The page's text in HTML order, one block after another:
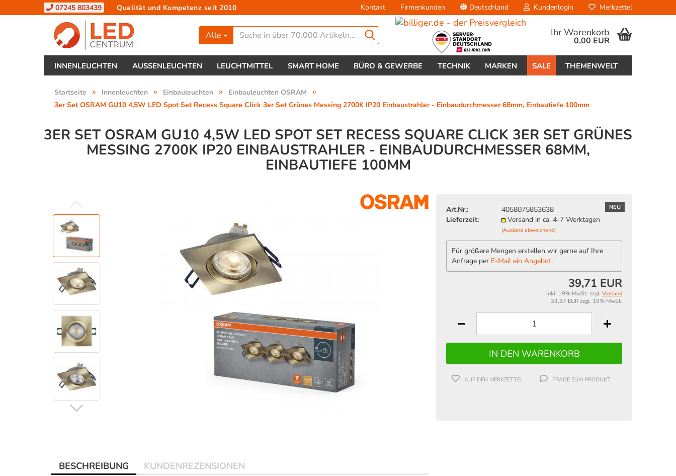
07245 803439 Qualität und Kompetenz seit 2010 Kontakt Firmenkunden Deutschland
Lieferland
Kundenlogin
Konto erstellen
Merkzettel
Alle Ihr Warenkorb
0,00 EUR
INNENLEUCHTEN AUSSENLEUCHTEN LEUCHTMITTEL SMART HOME BÜRO & GEWERBE TECHNIK MARKEN SALE THEMENWELT
Startseite » Innenleuchten » Einbauleuchten » Einbauleuchten OSRAM »
3er Set OSRAM GU10 4,5W LED Spot Set Recess Square Click 3er Set Grünes Messing 2700K IP20 Einbaustrahler - Einbaudurchmesser 68mm, Einbautiefe 100mm
3ER SET OSRAM GU10 4,5W LED SPOT SET RECESS SQUARE CLICK 3ER SET GRÜNES
MESSING 2700K IP20 EINBAUSTRAHLER - EINBAUDURCHMESSER 68MM,
EINBAUTIEFE 100MM
NEU
Art.Nr.:
4058075853638
Lieferzeit:
Versand in ca. 4-7 Werktagen
(Ausland abweichend)
Für größere Mengen erstellen wir gerne auf Ihre
Anfrage per E-Mail ein Angebot.
39,71 EUR
inkl. 19% MwSt. zzgl. Versand
33,37 EUR zzgl. 19% MwSt.
AUF DEN MERKZETTEL FRAGE ZUM PRODUKT
BESCHREIBUNG KUNDENREZENSIONEN